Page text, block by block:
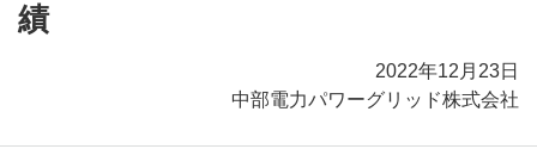
績
2022年12月23日
中部電力パワーグリッド株式会社